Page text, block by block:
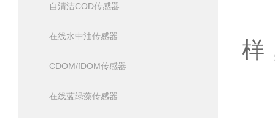
自清洁COD传感器
在线水中油传感器
CDOM/fDOM传感器
在线蓝绿藻传感器
样